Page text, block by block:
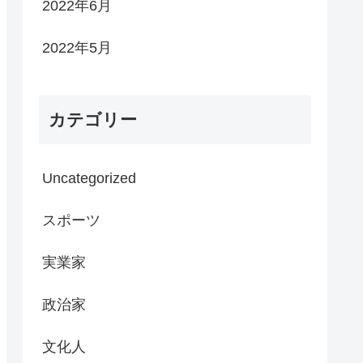
2022年6月
2022年5月
カテゴリー
Uncategorized
スポーツ
実業家
政治家
文化人